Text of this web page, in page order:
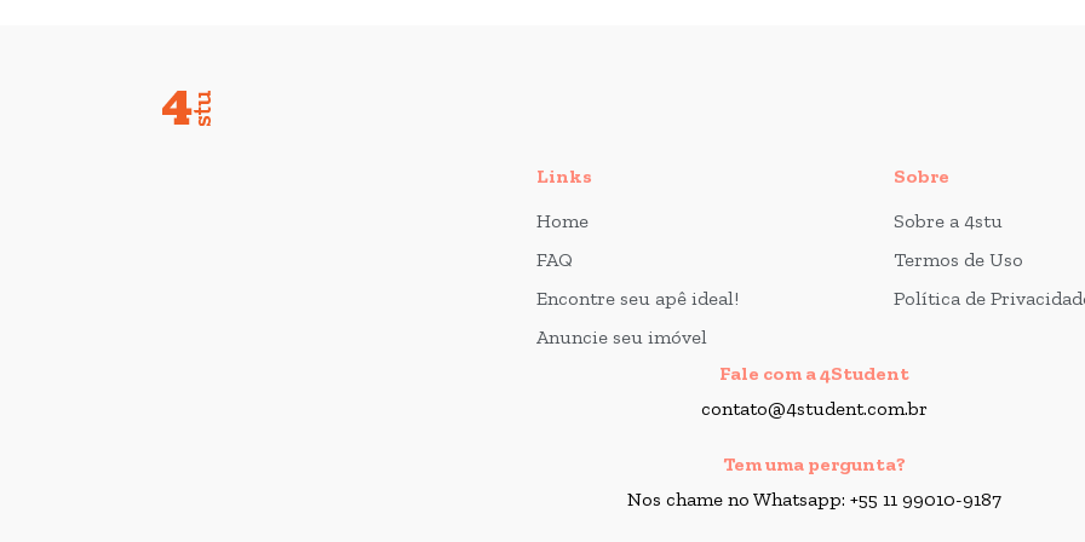
Links
Home
FAQ
Encontre seu apê ideal!
Anuncie seu imóvel
Sobre
Sobre a 4stu
Termos de Uso
Política de
Fale com a 4Student
contato@4student.com.br
Tem uma pergunta?
Nos chame no Whatsapp: +55 11 99010-9187